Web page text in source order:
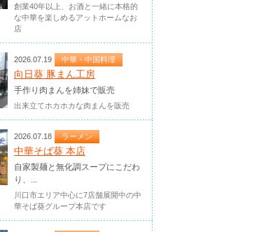
創業40年以上、お酒と一緒に本格的
な中華を楽しめるアットホームなお
店
2026.07.19 中華・中国料理
向日葵 豚まん工房
手作り肉まんを姉妹で販売
出来立てホカホカな肉まんを販売
2026.07.18 ラーメン
中華そば葵 本店
自家製麺と無化調スープにこだわ
り、...
川口市エリア中心に7店舗展開中の中
華そば葵グループ本店です